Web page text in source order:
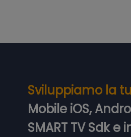
Sviluppiamo la
Mobile iOS,
SMART TV Sdk e